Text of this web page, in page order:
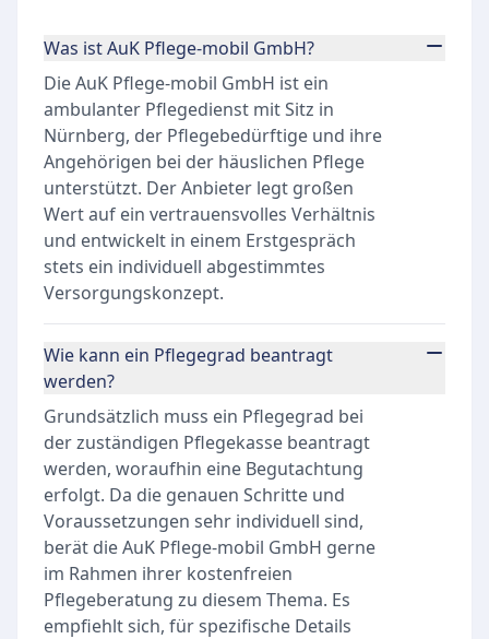
Was ist AuK Pflege-mobil GmbH?
Die AuK Pflege-mobil GmbH ist ein
ambulanter Pflegedienst mit Sitz in
Nürnberg, der Pflegebedürftige und ihre
Angehörigen bei der häuslichen Pflege
unterstützt. Der Anbieter legt großen
Wert auf ein vertrauensvolles Verhältnis
und entwickelt in einem Erstgespräch
stets ein individuell abgestimmtes
Versorgungskonzept.
Wie kann ein Pflegegrad beantragt
werden?
Grundsätzlich muss ein Pflegegrad bei
der zuständigen Pflegekasse beantragt
werden, woraufhin eine Begutachtung
erfolgt. Da die genauen Schritte und
Voraussetzungen sehr individuell sind,
berät die AuK Pflege-mobil GmbH gerne
im Rahmen ihrer kostenfreien
Pflegeberatung zu diesem Thema. Es
empfiehlt sich, für spezifische Details